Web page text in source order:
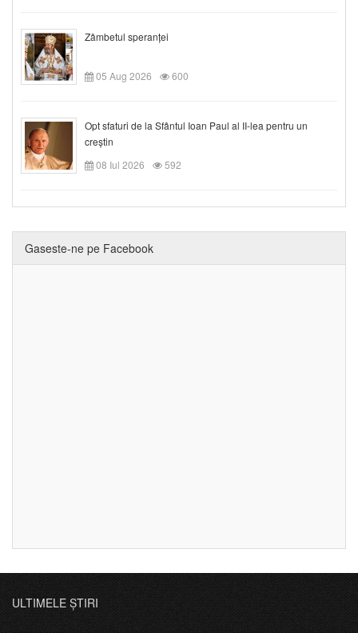
Zâmbetul speranței
05 Aug 2026 600
Opt sfaturi de la Sfântul Ioan Paul al II-lea pentru un
creștin
08 Iul 2026
592
Gaseste-ne pe Facebook
ULTIMELE ȘTIRI